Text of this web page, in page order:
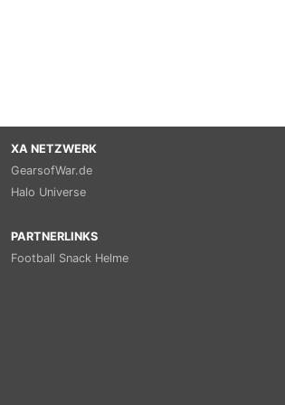
XA NETZWERK
GearsofWar.de
Halo Universe
PARTNERLINKS
Football Snack Helme